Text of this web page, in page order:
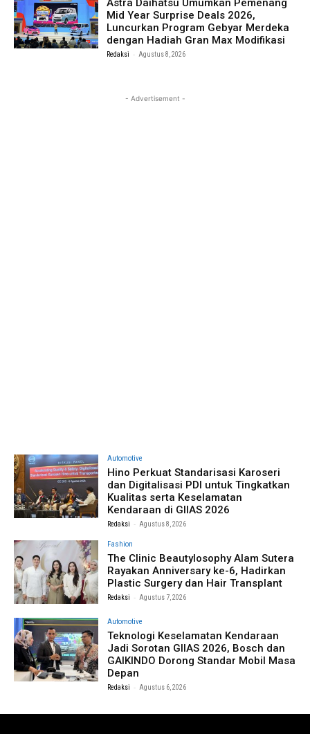
Astra Daihatsu Umumkan Pemenang
Mid Year Surprise Deals 2026,
Luncurkan Program Gebyar Merdeka
dengan Hadiah Gran Max Modifikasi
Redaksi - Agustus 8, 2026
- Advertisement -
Automotive
Hino Perkuat Standarisasi Karoseri
dan Digitalisasi PDI untuk Tingkatkan
Kualitas serta Keselamatan
Kendaraan di GIIAS 2026
Redaksi - Agustus 8, 2026
Fashion
The Clinic Beautylosophy Alam Sutera
Rayakan Anniversary ke-6, Hadirkan
Plastic Surgery dan Hair Transplant
Redaksi - Agustus 7, 2026
Automotive
Teknologi Keselamatan Kendaraan
Jadi Sorotan GIIAS 2026, Bosch dan
GAIKINDO Dorong Standar Mobil Masa
Depan
Redaksi - Agustus 6, 2026